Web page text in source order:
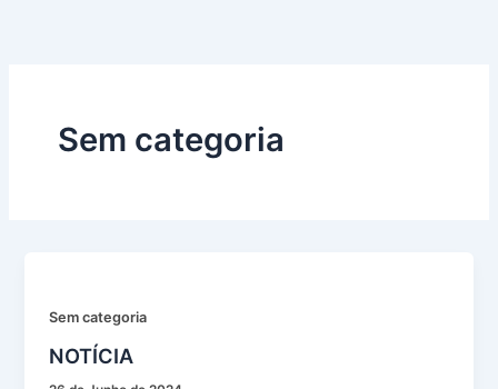
Sem categoria
Sem categoria
NOTÍCIA